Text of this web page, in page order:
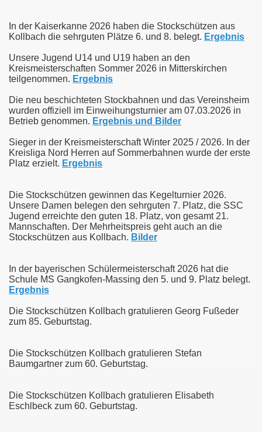
In der Kaiserkanne 2026 haben die Stockschützen aus
Kollbach die sehrguten Plätze 6. und 8. belegt. Ergebnis
Unsere Jugend U14 und U19 haben an den
Kreismeisterschaften Sommer 2026 in Mitterskirchen
teilgenommen. Ergebnis
Die neu beschichteten Stockbahnen und das Vereinsheim
wurden offiziell im Einweihungsturnier am 07.03.2026 in
Betrieb genommen. Ergebnis und Bilder
Sieger in der Kreismeisterschaft Winter 2025 / 2026. In der
Kreisliga Nord Herren auf Sommerbahnen wurde der erste
Platz erzielt. Ergebnis
Die Stockschützen gewinnen das Kegelturnier 2026.
Unsere Damen belegen den sehrguten 7. Platz, die SSC
Jugend erreichte den guten 18. Platz, von gesamt 21.
Mannschaften. Der Mehrheitspreis geht auch an die
Stockschützen aus Kollbach. Bilder
In der bayerischen Schülermeisterschaft 2026 hat die
Schule MS Gangkofen-Massing den 5. und 9. Platz belegt.
Ergebnis
Die Stockschützen Kollbach gratulieren Georg Fußeder
zum 85. Geburtstag.
Die Stockschützen Kollbach gratulieren Stefan
Baumgartner zum 60. Geburtstag.
Die Stockschützen Kollbach gratulieren Elisabeth
Eschlbeck zum 60. Geburtstag.